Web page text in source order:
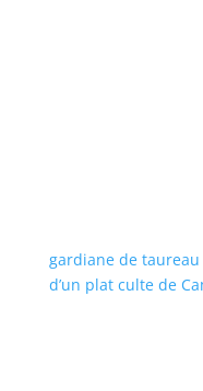
gardiane de
d’un plat culte de